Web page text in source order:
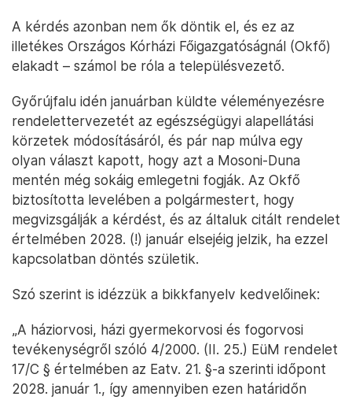
A kérdés azonban nem ők döntik el, és ez az
illetékes Országos Kórházi Főigazgatóságnál (Okfő)
elakadt – számol be róla a településvezető.
Győrújfalu idén januárban küldte véleményezésre
rendelettervezetét az egészségügyi alapellátási
körzetek módosításáról, és pár nap múlva egy
olyan választ kapott, hogy azt a Mosoni-Duna
mentén még sokáig emlegetni fogják. Az Okfő
biztosította levelében a polgármestert, hogy
megvizsgálják a kérdést, és az általuk citált rendelet
értelmében 2028. (!) január elsejéig jelzik, ha ezzel
kapcsolatban döntés születik.
Szó szerint is idézzük a bikkfanyelv kedvelőinek:
„A háziorvosi, házi gyermekorvosi és fogorvosi
tevékenységről szóló 4/2000. (II. 25.) EüM rendelet
17/C § értelmében az Eatv. 21. §-a szerinti időpont
2028. január 1., így amennyiben ezen határidőn